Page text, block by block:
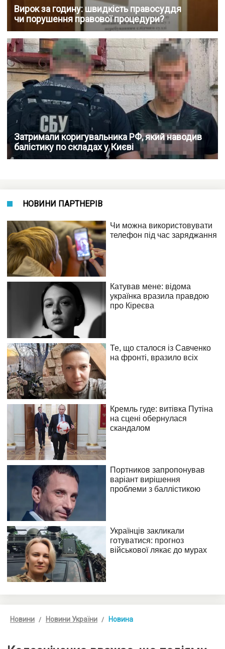
Вирок за годину: швидкість правосуддя
чи порушення правової процедури?
Затримали коригувальника РФ, який наводив
балістику по складах у Києві
НОВИНИ ПАРТНЕРІВ
Новини Новини України Новина